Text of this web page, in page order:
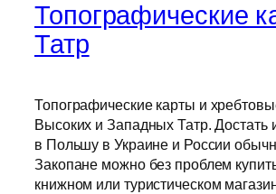
Топографические
Татр
Топографические карты и
Высоких и Западных Татр. Достать
в Польшу в Украине и России
Закопане можно без проблем
книжном или туристическом